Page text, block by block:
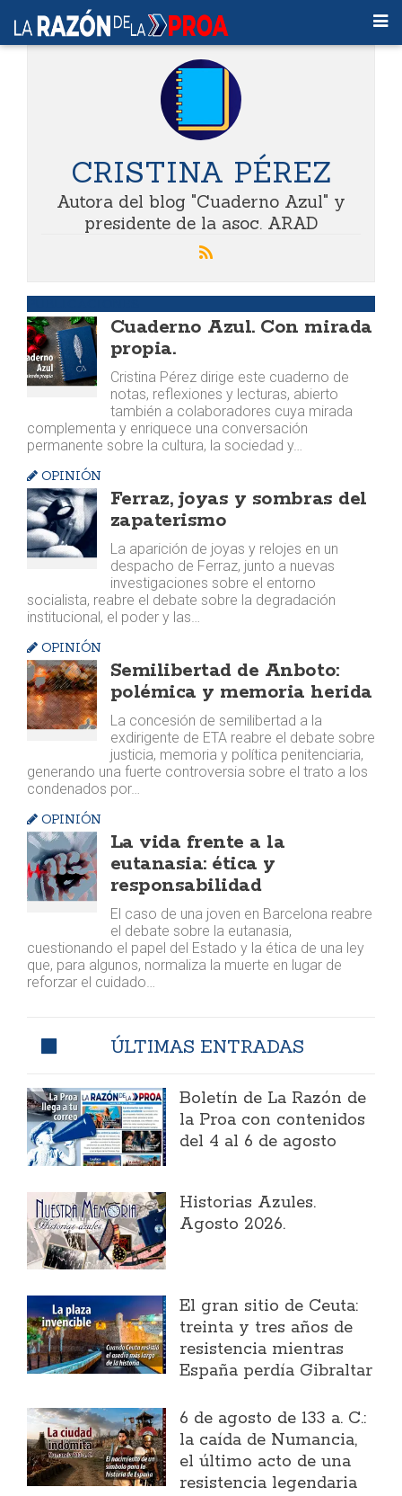
CRISTINA PÉREZ
Autora del blog "Cuaderno Azul" y
presidente de la asoc. ARAD
Cuaderno Azul. Con mirada
propia.
Cristina Pérez dirige este cuaderno de
notas, reflexiones y lecturas, abierto
también a colaboradores cuya mirada
complementa y enriquece una conversación
permanente sobre la cultura, la sociedad y…
OPINIÓN
Ferraz, joyas y sombras del
zapaterismo
La aparición de joyas y relojes en un
despacho de Ferraz, junto a nuevas
investigaciones sobre el entorno
socialista, reabre el debate sobre la degradación
institucional, el poder y las…
OPINIÓN
Semilibertad de Anboto:
polémica y memoria herida
La concesión de semilibertad a la
exdirigente de ETA reabre el debate sobre
justicia, memoria y política penitenciaria,
generando una fuerte controversia sobre el trato a los
condenados por…
OPINIÓN
La vida frente a la
eutanasia: ética y
responsabilidad
El caso de una joven en Barcelona reabre
el debate sobre la eutanasia,
cuestionando el papel del Estado y la ética de una ley
que, para algunos, normaliza la muerte en lugar de
reforzar el cuidado…
ÚLTIMAS ENTRADAS
Boletín de La Razón de
la Proa con contenidos
del 4 al 6 de agosto
Historias Azules.
Agosto 2026.
El gran sitio de Ceuta:
treinta y tres años de
resistencia mientras
España perdía Gibraltar
6 de agosto de 133 a. C.:
la caída de Numancia,
el último acto de una
resistencia legendaria